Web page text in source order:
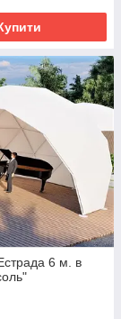
6 м. в